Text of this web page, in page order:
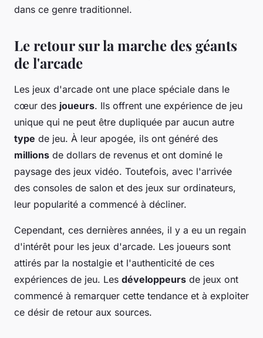
dans ce genre traditionnel.
Le retour sur la marche des géants
de l'arcade
Les jeux d'arcade ont une place spéciale dans le
cœur des joueurs. Ils offrent une expérience de jeu
unique qui ne peut être dupliquée par aucun autre
type de jeu. À leur apogée, ils ont généré des
millions de dollars de revenus et ont dominé le
paysage des jeux vidéo. Toutefois, avec l'arrivée
des consoles de salon et des jeux sur ordinateurs,
leur popularité a commencé à décliner.
Cependant, ces dernières années, il y a eu un regain
d'intérêt pour les jeux d'arcade. Les joueurs sont
attirés par la nostalgie et l'authenticité de ces
expériences de jeu. Les développeurs de jeux ont
commencé à remarquer cette tendance et à exploiter
ce désir de retour aux sources.